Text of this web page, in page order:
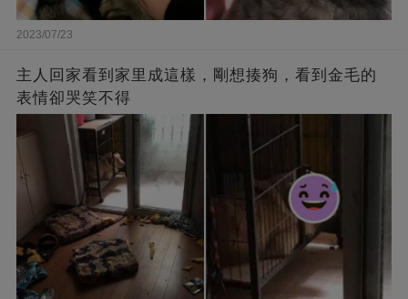
2023/07/23
主人回家看到家里成這樣，剛想揍狗，看到金毛的
表情卻哭笑不得